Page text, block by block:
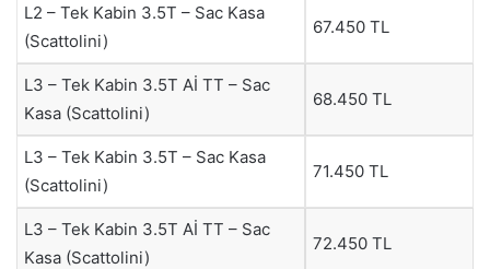
L2 – Tek Kabin 3.5T – Sac Kasa
(Scattolini)
67.450 TL
L3 – Tek Kabin 3.5T Aİ TT – Sac
Kasa (Scattolini)
68.450 TL
L3 – Tek Kabin 3.5T – Sac Kasa
(Scattolini)
71.450 TL
L3 – Tek Kabin 3.5T Aİ TT – Sac
Kasa (Scattolini)
72.450 TL